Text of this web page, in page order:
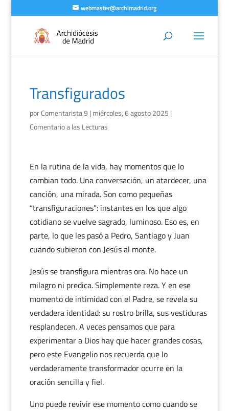
webmaster@archimadrid.org
Transfigurados
porComentarista 9 | miércoles, 6 agosto 2025 |
Comentario a las Lecturas
En la rutina de la vida, hay momentos que lo
cambian todo. Una conversación, un atardecer, una
canción, una mirada. Son como pequeñas
“transfiguraciones”: instantes en los que algo
cotidiano se vuelve sagrado, luminoso. Eso es, en
parte, lo que les pasó a Pedro, Santiago y Juan
cuando subieron con Jesús al monte.
Jesús se transfigura mientras ora. No hace un
milagro ni predica. Simplemente reza. Y en ese
momento de intimidad con el Padre, se revela su
verdadera identidad: su rostro brilla, sus vestiduras
resplandecen. A veces pensamos que para
experimentar a Dios hay que hacer grandes cosas,
pero este Evangelio nos recuerda que lo
verdaderamente transformador ocurre en la
oración sencilla y fiel.
Uno puede revivir ese momento como cuando se